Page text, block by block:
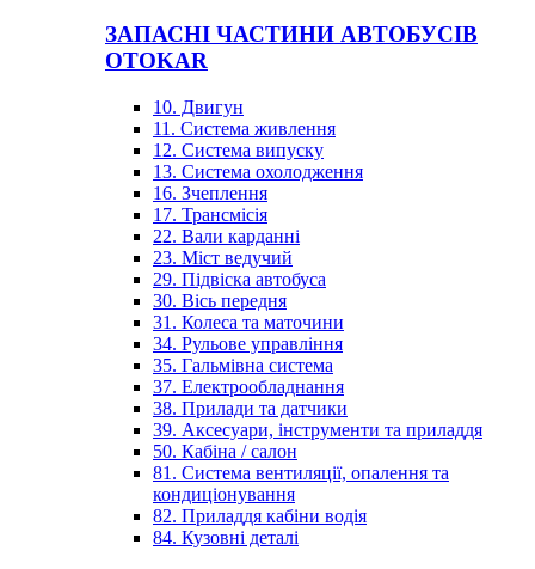
ЗАПАСНІ ЧАСТИНИ АВТОБУСІВ
OTOKAR
10. Двигун
11. Система живлення
12. Система випуску
13. Система охолодження
16. Зчеплення
17. Трансмісія
22. Вали карданні
23. Міст ведучий
29. Підвіска автобуса
30. Вісь передня
31. Колеса та маточини
34. Рульове управління
35. Гальмівна система
37. Електрообладнання
38. Прилади та датчики
39. Аксесуари, інструменти та приладдя
50. Кабіна / салон
81. Система вентиляції, опалення та
кондиціонування
82. Приладдя кабіни водія
84. Кузовні деталі